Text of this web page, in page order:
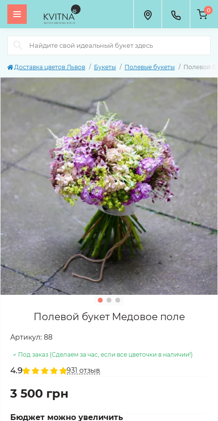
0
Доставка цветов Львов Букеты Полевые букеты Полевой
Полевой букет Медовое поле
Артикул: 88
Под заказ (Сделаем за час, если все цветочки в наличии!)
4.9 931 отзыв
3 500 грн
Бюджет можно увеличить